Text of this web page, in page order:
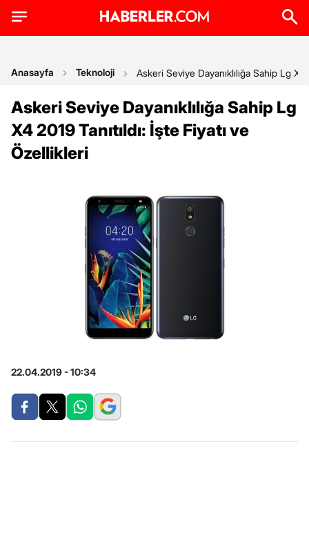
Anasayfa Teknoloji Askeri Seviye Dayanıklılığa Sahip Lg X4
Askeri Seviye Dayanıklılığa Sahip Lg
X4 2019 Tanıtıldı: İşte Fiyatı ve
Özellikleri
22.04.2019 - 10:34